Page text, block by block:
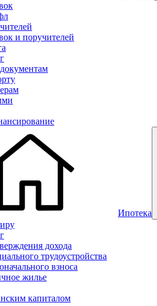
и поручителей
Ипотека
дохода
трудоустройства
взноса
жилье
капиталом